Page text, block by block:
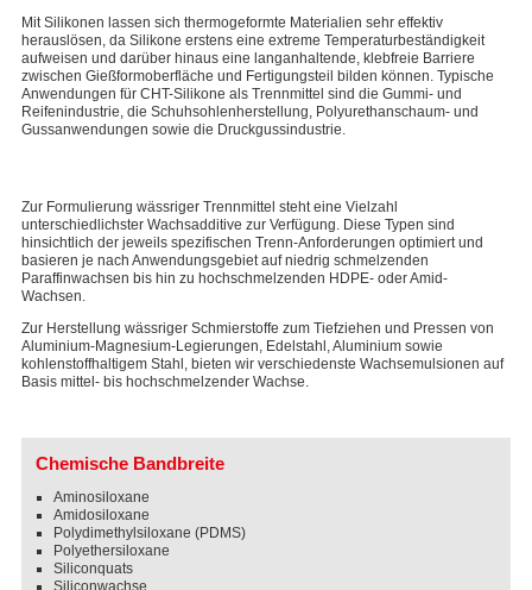
Mit Silikonen lassen sich thermogeformte Materialien sehr effektiv
herauslösen, da Silikone erstens eine extreme Temperaturbeständigkeit
aufweisen und darüber hinaus eine langanhaltende, klebfreie Barriere
zwischen Gießformoberfläche und Fertigungsteil bilden können. Typische
Anwendungen für CHT-Silikone als Trennmittel sind die Gummi- und
Reifenindustrie, die Schuhsohlenherstellung, Polyurethanschaum- und
Gussanwendungen sowie die Druckgussindustrie.
Zur Formulierung wässriger Trennmittel steht eine Vielzahl
unterschiedlichster Wachsadditive zur Verfügung. Diese Typen sind
hinsichtlich der jeweils spezifischen Trenn-Anforderungen optimiert und
basieren je nach Anwendungsgebiet auf niedrig schmelzenden
Paraffinwachsen bis hin zu hochschmelzenden HDPE- oder Amid-
Wachsen.
Zur Herstellung wässriger Schmierstoffe zum Tiefziehen und Pressen von
Aluminium-Magnesium-Legierungen, Edelstahl, Aluminium sowie
kohlenstoffhaltigem Stahl, bieten wir verschiedenste Wachsemulsionen auf
Basis mittel- bis hochschmelzender Wachse.
Chemische Bandbreite
Aminosiloxane
Amidosiloxane
Polydimethylsiloxane (PDMS)
Polyethersiloxane
Siliconquats
Siliconwachse